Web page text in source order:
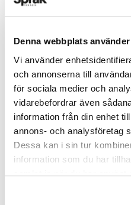
Denna webbplats
Vi använder
och annonserna till
för sociala medier och
vidarebefordrar även
information från din enhet
annons- och analysföretag
Dessa kan i sin tur
information som du har
samlat in när du har använt
PUBLICERAD 2021-10-19